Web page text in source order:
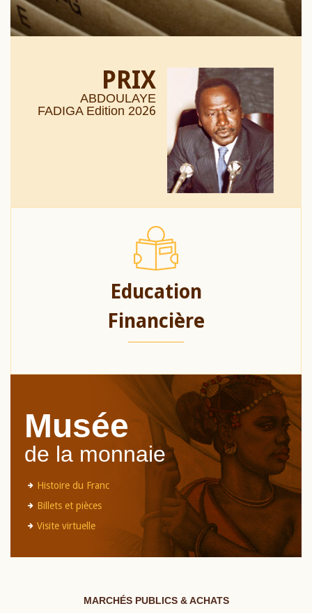
PRIX
ABDOULAYE
FADIGA Edition 2026
Education
Financière
Musée
de la monnaie
Histoire du Franc
Billets et pièces
Visite virtuelle
MARCHÉS PUBLICS & ACHATS